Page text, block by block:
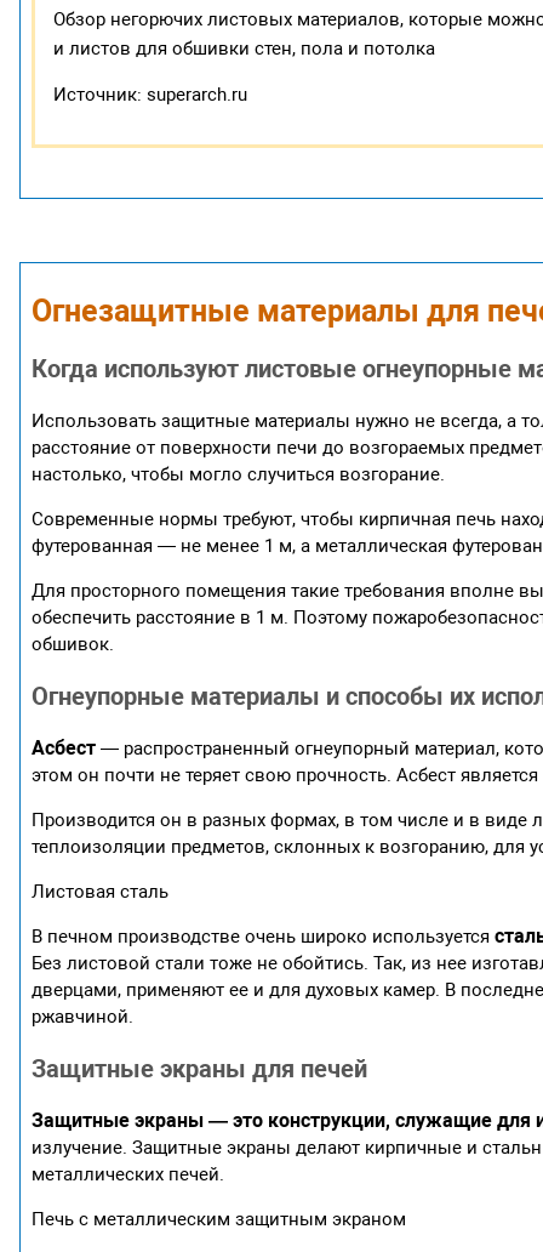
Обзор негорючих листовых материалов, которые
и листов для обшивки стен, пола и потолка
Источник: superarch.ru
Огнезащитные материалы для
Когда используют листовые огнеупорные
Использовать защитные материалы нужно не всегда, а
расстояние от поверхности печи до возгораемых
настолько, чтобы могло случиться возгорание.
Современные нормы требуют, чтобы кирпичная печь
футерованная — не менее 1 м, а металлическая
Для просторного помещения такие требования
обеспечить расстояние в 1 м. Поэтому
обшивок.
Огнеупорные материалы и способы их
Асбест — распространенный огнеупорный материал,
этом он почти не теряет свою прочность. Асбест
Производится он в разных формах, в том числе и в виде
теплоизоляции предметов, склонных к возгоранию, для
Листовая сталь
В печном производстве очень широко используется
Без листовой стали тоже не обойтись. Так, из нее
дверцами, применяют ее и для духовых камер. В
ржавчиной.
Защитные экраны для печей
Защитные экраны — это конструкции, служащие для
излучение. Защитные экраны делают кирпичные и
металлических печей.
Печь с металлическим защитным экраном